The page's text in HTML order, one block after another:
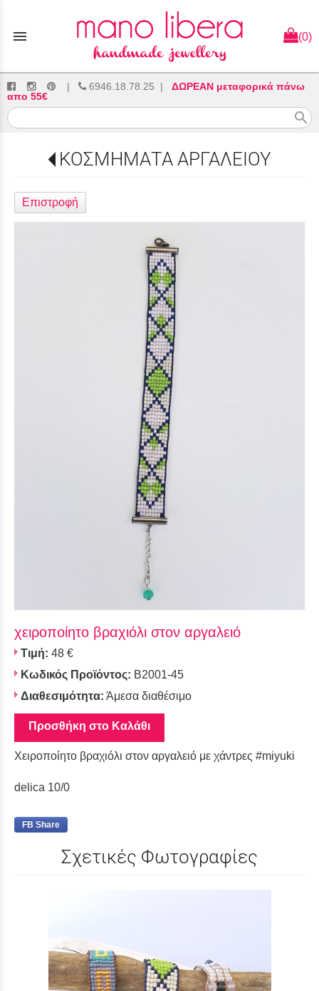
menu (0)
| 6946.18.78.25 | ΔΩΡΕΑΝ μεταφορικά πάνω
απο 55€
search
ΚΟΣΜΗΜΑΤΑ ΑΡΓΑΛΕΙΟΥ
Επιστροφή
χειροποίητο βραχιόλι στον αργαλειό
Τιμή: 48 €
Κωδικός Προϊόντος: Β2001-45
Διαθεσιμότητα: Άμεσα διαθέσιμο
Προσθήκη στο Καλάθι
Χειροποίητο βραχιόλι στον αργαλειό με χάντρες #miyuki
delica 10/0
FB Share
Σχετικές Φωτογραφίες